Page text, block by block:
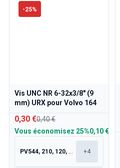
-25%
Vis UNC NR 6-32x3/8" (9
mm) URX pour Volvo 164
0,30 €0,40 €
Vous économisez 25%0,10 €
PV544, 210, 120, 130 +4